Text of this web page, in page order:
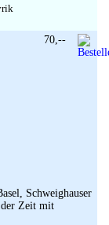
Schweighauser
Zeit mit
70,--